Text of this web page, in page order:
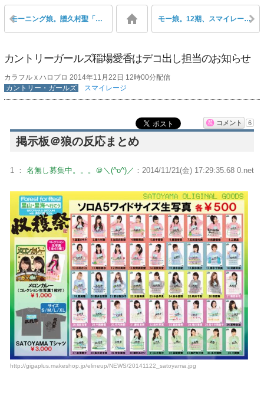
モーニング娘。譜久村聖「あかねてるzzz ＼(*´u｀*)／」 モー娘。12期、スマイレージ3期、カントリー・ガールズ… ハロプロ新メンバーが全員かわいいと話題
カントリーガールズ稲場愛香はデコ出し担当のお知らせ
カラフル x ハロプロ 2014年11月22日 12時00分配信
カントリー・ガールズ
スマイレージ
コメント 6
掲示板＠狼の反応まとめ
1 ： 名無し募集中。。。＠＼(^o^)／ ：2014/11/21(金) 17:29:35.68 0.net
http://gigaplus.makeshop.jp/elineup/NEWS/20141122_satoyama.jpg